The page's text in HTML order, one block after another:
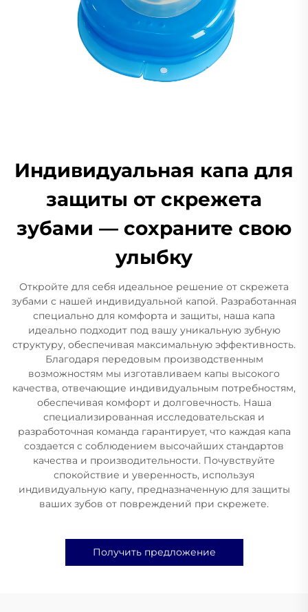
Индивидуальная капа для
защиты от скрежета
зубами — сохраните свою
улыбку
Откройте для себя идеальное решение от скрежета
зубами с нашей индивидуальной капой. Разработанная
специально для комфорта и защиты, наша капа
идеально подходит под вашу уникальную зубную
структуру, обеспечивая максимальную эффективность.
Благодаря передовым производственным
возможностям мы изготавливаем капы высокого
качества, отвечающие индивидуальным потребностям,
обеспечивая комфорт и долговечность. Наша
специализированная исследовательская и
разработочная команда гарантирует, что каждая капа
создается с соблюдением высочайших стандартов
качества и производительности. Почувствуйте
спокойствие и уверенность, используя
индивидуальную капу, предназначенную для защиты
ваших зубов от повреждений при скрежете.
Получить предложение